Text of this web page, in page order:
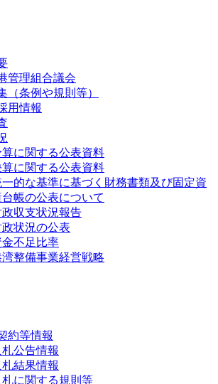
管理組合議会
（条例や規則等）
用情報
算に関する公表資料
算に関する公表資料
一的な基準に基づく財務書類及び固定資
台帳の公表について
政収支状況報告
政状況の公表
金不足比率
湾整備事業経営戦略
約等情報
札公告情報
札結果情報
札に関する規則等